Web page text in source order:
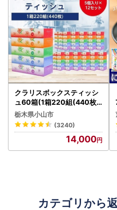
クラリスボックスティッシ
ュ60箱(1箱220組(440枚))
(5個入り×12セット)【配送
不可地域：離島・沖縄県】
【1256759】
栃木県小山市
(3240)
14,000
カテゴリから